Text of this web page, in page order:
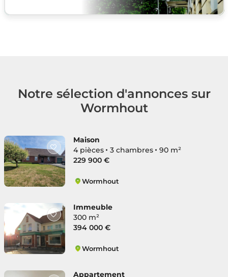
Notre sélection d'annonces sur
Wormhout
Maison
4 pièces
3 chambres
90 m²
229 900 €
Wormhout
Immeuble
300 m²
394 000 €
Wormhout
Appartement